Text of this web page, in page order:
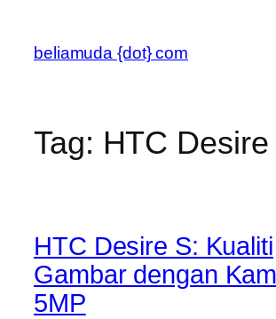
content
beliamuda {dot} com
Tag: HTC Desire
HTC Desire S: Kualiti
Gambar dengan
5MP